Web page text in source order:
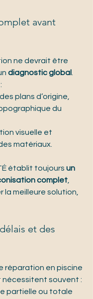
avant
ne devrait être
diagnostic global
plans d’origine,
du
visuelle et
matériaux.
établit toujours un
complet
la meilleure solution,
et des
réparation en piscine
souvent :
partielle ou totale